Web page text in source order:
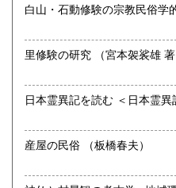
出張買取いたします。
取り扱い分野
古書一般（その他）
里修験の研究 （宮本袈裟雄
産屋の民俗 （板橋春夫）